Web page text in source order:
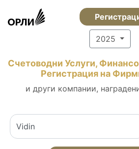
2025
Счетоводни Услуги,
Регистрация на
и други компании,